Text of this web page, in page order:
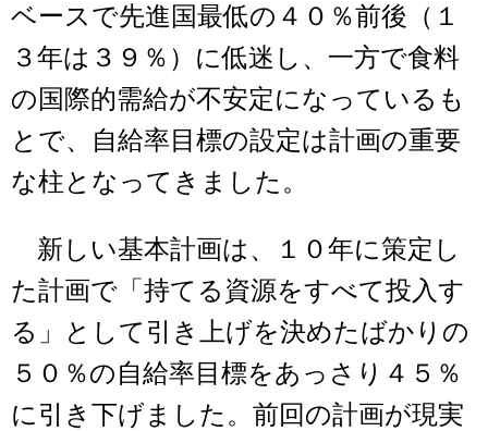
ベースで先進国最低の４０％前後（１
３年は３９％）に低迷し、一方で食料
の国際的需給が不安定になっているも
とで、自給率目標の設定は計画の重要
な柱となってきました。
新しい基本計画は、１０年に策定し
た計画で「持てる資源をすべて投入す
る」として引き上げを決めたばかりの
５０％の自給率目標をあっさり４５％
に引き下げました。前回の計画が現実